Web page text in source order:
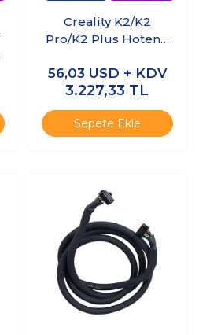
Creality K2/K2
Pro/K2 Plus Hotend
56,03 USD + KDV
3.227,33 TL
Sepete Ekle